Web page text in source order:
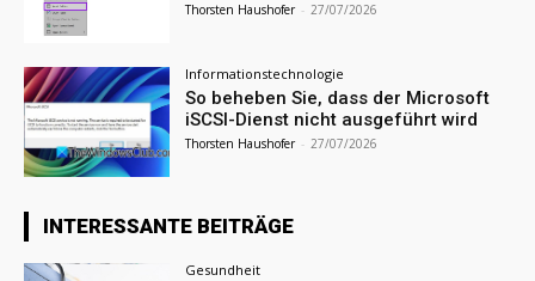
Thorsten Haushofer - 27/07/2026
Informationstechnologie
So beheben Sie, dass der Microsoft
iSCSI-Dienst nicht ausgeführt wird
Thorsten Haushofer - 27/07/2026
INTERESSANTE BEITRÄGE
Gesundheit